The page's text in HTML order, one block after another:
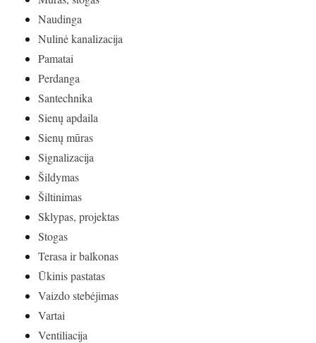
Naudinga
Nulinė kanalizacija
Pamatai
Perdanga
Santechnika
Sienų apdaila
Sienų mūras
Signalizacija
Šildymas
Šiltinimas
Sklypas, projektas
Stogas
Terasa ir balkonas
Ūkinis pastatas
Vaizdo stebėjimas
Vartai
Ventiliacija